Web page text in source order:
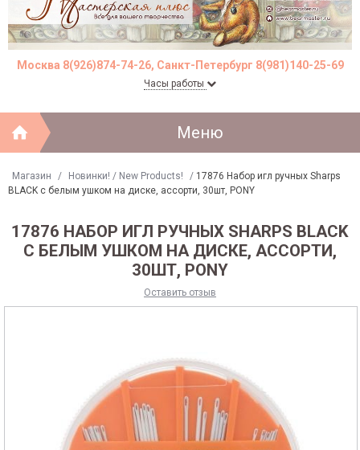
Москва 8(926)874-74-26, Санкт-Петербург 8(981)140-25-69
Часы работы
Меню
Магазин / Новинки! / New Products! / 17876 Набор игл ручных Sharps
BLACK с белым ушком на диске, ассорти, 30шт, PONY
17876 НАБОР ИГЛ РУЧНЫХ SHARPS BLACK
С БЕЛЫМ УШКОМ НА ДИСКЕ, АССОРТИ,
30ШТ, PONY
Оставить отзыв